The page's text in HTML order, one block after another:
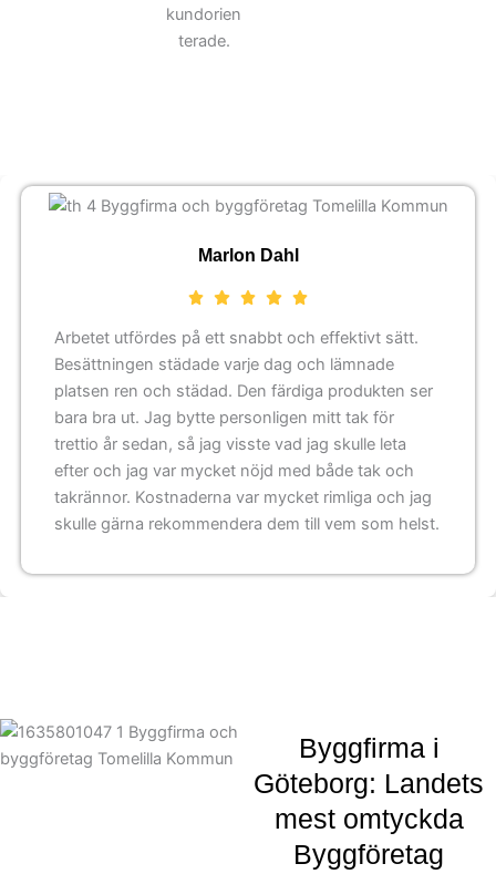
kundorien
terade.
Marlon Dahl
Arbetet utfördes på ett snabbt och effektivt sätt.
Besättningen städade varje dag och lämnade
platsen ren och städad. Den färdiga produkten ser
bara bra ut. Jag bytte personligen mitt tak för
trettio år sedan, så jag visste vad jag skulle leta
efter och jag var mycket nöjd med både tak och
takrännor. Kostnaderna var mycket rimliga och jag
skulle gärna rekommendera dem till vem som helst.
Byggfirma i
Göteborg: Landets
mest omtyckda
Byggföretag